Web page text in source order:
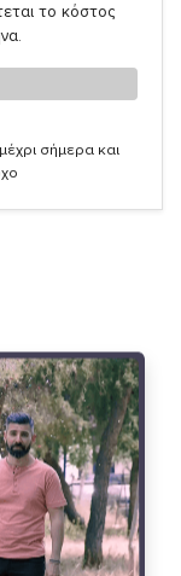
το κόστος
σήμερα και